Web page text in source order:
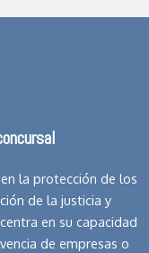
la protección de los
de la justicia y
en su capacidad
de empresas o